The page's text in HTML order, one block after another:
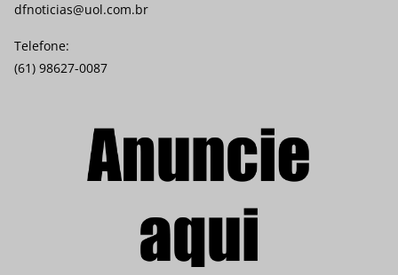
dfnoticias@uol.com.br
Telefone:
(61) 98627-0087